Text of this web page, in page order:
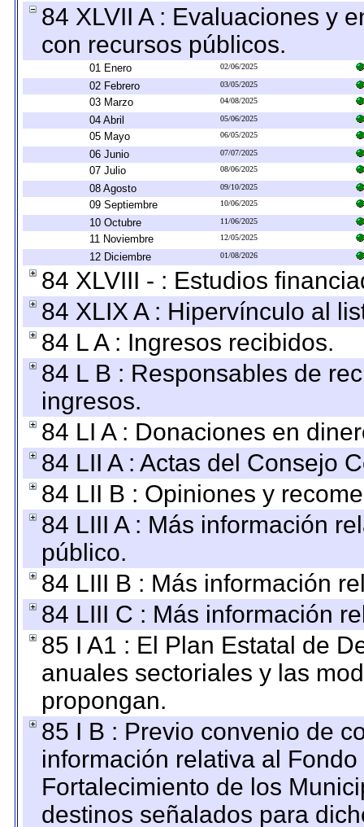
84 XLVII A : Evaluaciones y
con recursos públicos.
01 Enero 02/06/2025
02 Febrero 03/05/2025
03 Marzo 04/08/2025
04 Abril 05/06/2025
05 Mayo 06/05/2025
06 Junio 07/07/2025
07 Julio 08/06/2025
08 Agosto 09/10/2025
09 Septiembre 10/06/2025
10 Octubre 11/06/2025
11 Noviembre 12/05/2025
12 Diciembre 01/08/2026
84 XLVIII - : Estudios
84 XLIX A : Hipervínculo al
84 L A : Ingresos recibidos.
84 L B : Responsables de
ingresos.
84 LI A : Donaciones en
84 LII A : Actas del Consejo
84 LII B : Opiniones y
84 LIII A : Más información
público.
84 LIII B : Más información
84 LIII C : Más información
85 I A1 : El Plan Estatal de
anuales sectoriales y las
propongan.
85 I B : Previo convenio de
información relativa al
Fortalecimiento de los
destinos señalados para